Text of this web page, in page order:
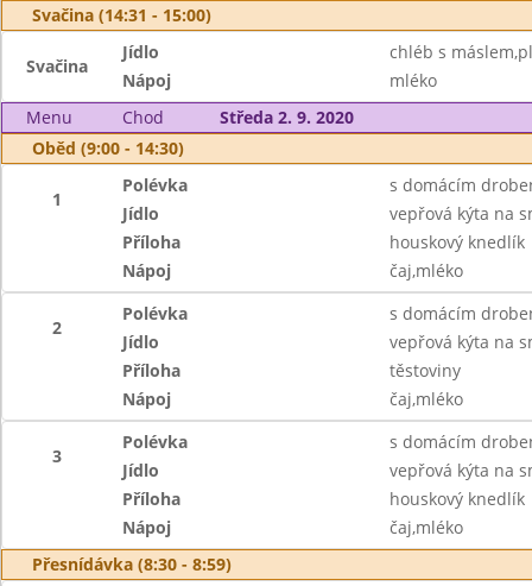
Svačina (14:31 - 15:00)
Svačina
Jídlo
chléb s
Nápoj
mléko
Menu
Chod
Středa 2. 9. 2020
Oběd (9:00 - 14:30)
1
Polévka
s domácím
Jídlo
vepřová kýta na
Příloha
houskový knedlík
Nápoj
čaj,mléko
2
Polévka
s domácím
Jídlo
vepřová kýta na
Příloha
těstoviny
Nápoj
čaj,mléko
3
Polévka
s domácím
Jídlo
vepřová kýta na
Příloha
houskový knedlík
Nápoj
čaj,mléko
Přesnídávka (8:30 - 8:59)